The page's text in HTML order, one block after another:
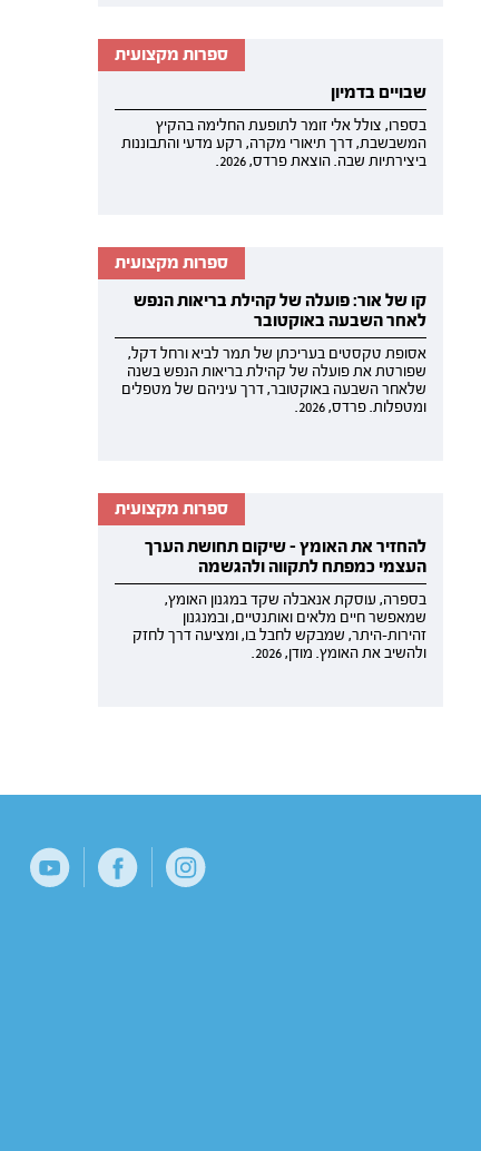
ספרות מקצועית
שבויים בדמיון
בספרו, צולל אלי זומר לתופעת החלימה בהקיץ
המשבשבת, דרך תיאורי מקרה, רקע מדעי והתבוננות
ביצירתיות שבה. הוצאת פרדס, 2026.
ספרות מקצועית
קו של אור: פועלה של קהילת בריאות הנפש
לאחר השבעה באוקטובר
אסופת טקסטים בעריכתן של תמר לביא ורחל דקל,
שפורטת את פועלה של קהילת בריאות הנפש בשנה
שלאחר השבעה באוקטובר, דרך עיניהם של מטפלים
ומטפלות. פרדס, 2026.
ספרות מקצועית
להחזיר את האומץ - שיקום תחושת הערך
העצמי כמפתח לתקווה ולהגשמה
בספרה, עוסקת אנאבלה שקד במגנון האומץ,
שמאפשר חיים מלאים ואותנטיים, ובמנגנון
זהירות-היתר, שמבקש לחבל בו, ומציעה דרך לחזק
ולהשיב את האומץ. מודן, 2026.